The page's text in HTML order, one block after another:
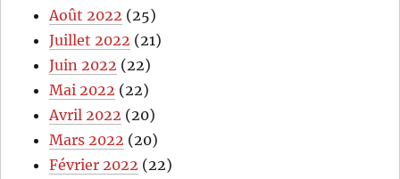
Août 2022 (25)
Juillet 2022 (21)
Juin 2022 (22)
Mai 2022 (22)
Avril 2022 (20)
Mars 2022 (20)
Février 2022 (22)